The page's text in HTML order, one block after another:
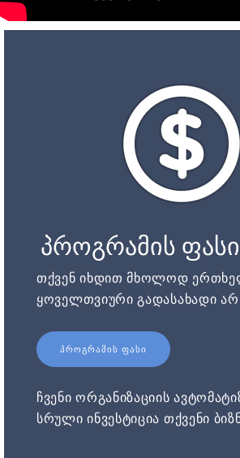
პროგრამის ფასი
თქვენ იხდით მხოლოდ
ყოველთვიური გადასახადი არ
ᲞᲠᲝᲒᲠᲐᲛᲘᲡ ᲤᲐᲡᲘ
ჩვენი ორგანიზაციის
სრული ინვესტიცია თქვენი